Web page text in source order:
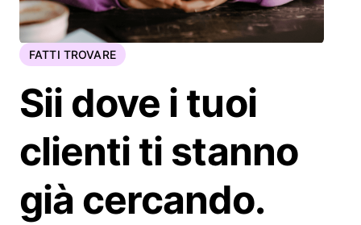
FATTI TROVARE
Sii dove i tuoi
clienti ti stanno
già cercando.